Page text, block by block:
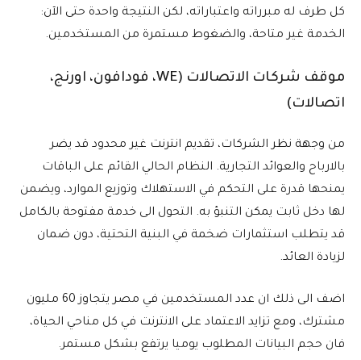
كل طرف له مبرراته واعتباراته، لكن النتيجة واحدة حتى الآن:
الخدمة غير متاحة، والضغوط مستمرة من المستخدمين.
موقف شركات الاتصالات (WE، فودافون، اورنج،
اتصالات)
من وجهة نظر الشركات، تقديم انترنت غير محدود قد يضر
بالارباح والعوائد التجارية. النظام الحالي القائم على الباقات
يمنحها قدرة على التحكم في الاستهلاك وتوزيع الموارد، ويضمن
لها دخل ثابت يمكن التنبؤ به. التحول الى خدمة مفتوحة بالكامل
قد يتطلب استثمارات ضخمة في البنية التحتية، دون ضمان
لزيادة العائد.
اضف الى ذلك ان عدد المستخدمين في مصر يتجاوز 60 مليون
مشترك، ومع تزايد الاعتماد على الانترنت في كل مناحي الحياة،
فان حجم البيانات المطلوب يوميا يرتفع بشكل مستمر.